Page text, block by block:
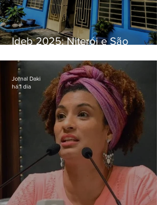
Ideb 2025: Niterói e São
distintos no ensino médio; veja
Jornal Daki
há 1 dia